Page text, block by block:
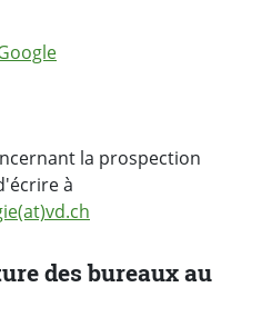
la prospection
à
des bureaux au